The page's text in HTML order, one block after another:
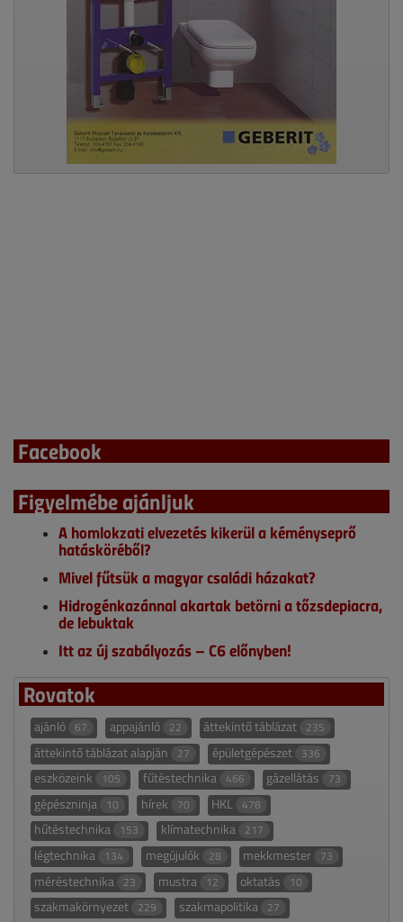
Facebook
Figyelmébe ajánljuk
A homlokzati elvezetés kikerül a kéményseprő
hatásköréből?
Mivel fűtsük a magyar családi házakat?
Hidrogénkazánnal akartak betörni a tőzsdepiacra,
de lebuktak
Itt az új szabályozás – C6 előnyben!
Rovatok
ajánló 67 appajánló 22 áttekintő táblázat 235
áttekintő táblázat alapján 27 épületgépészet 336
eszközeink 105 fűtéstechnika 466 gázellátás 73
gépészninja 10 hírek 70 HKL 478
hűtéstechnika 153 klímatechnika 217
légtechnika 134 megújulók 28 mekkmester 73
méréstechnika 23 mustra 12 oktatás 10
szakmakörnyezet 229 szakmapolitika 27